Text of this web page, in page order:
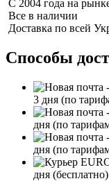
С 2004 года на
Все в наличии
Доставка по всей
Способы
3 дня (по
дня (по
дня (по
дня (бесплатно)